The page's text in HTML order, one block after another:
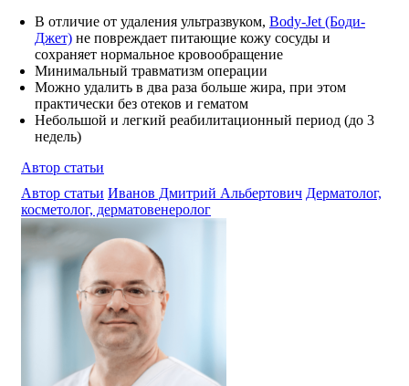
В отличие от удаления ультразвуком, Body-Jet (Боди-
Джет) не повреждает питающие кожу сосуды и
сохраняет нормальное кровообращение
Минимальный травматизм операции
Можно удалить в два раза больше жира, при этом
практически без отеков и гематом
Небольшой и легкий реабилитационный период (до 3
недель)
Автор статьи
Автор статьи Иванов Дмитрий Альбертович Дерматолог,
косметолог, дерматовенеролог